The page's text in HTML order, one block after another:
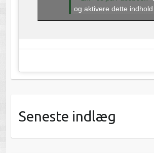
og aktivere dette indhold
Seneste indlæg